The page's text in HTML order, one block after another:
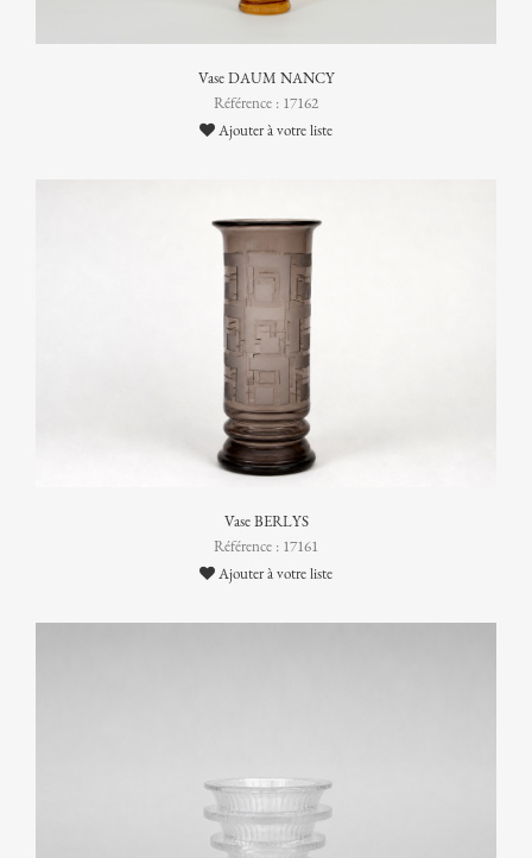
Vase DAUM NANCY
Référence : 17162
Ajouter à votre liste
Vase BERLYS
Référence : 17161
Ajouter à votre liste